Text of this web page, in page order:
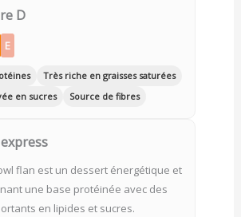
D
E
Très riche en graisses saturées
en sucres
Source de fibres
flan est un dessert énergétique et
une base protéinée avec des
en lipides et sucres.